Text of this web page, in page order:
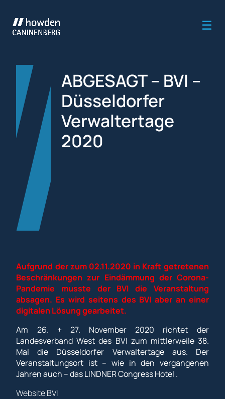
ABGESAGT – BVI –
Düsseldorfer
Verwaltertage
2020
Aufgrund der zum 02.11.2020 in Kraft getretenen
Beschränkungen zur Eindämmung der Corona-
Pandemie musste der BVI die Veranstaltung
absagen. Es wird seitens des BVI aber an einer
digitalen Lösung gearbeitet.
Am 26. + 27. November 2020 richtet der
Landesverband West des BVI zum mittlerweile 38.
Mal die Düsseldorfer Verwaltertage aus. Der
Veranstaltungsort ist – wie in den vergangenen
Jahren auch – das LINDNER Congress Hotel .
Website BVI